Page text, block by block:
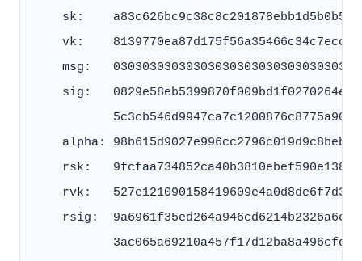
sk:
vk:
msg:
sig:
alpha:
rsk:
rvk:
rsig: